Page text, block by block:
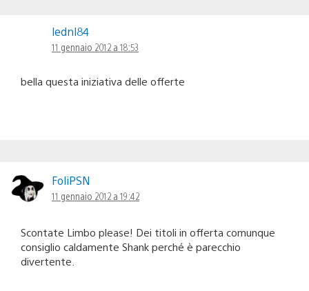
lednl84
11 gennaio 2012 a 18:53
bella questa iniziativa delle offerte
FoliPSN
11 gennaio 2012 a 19:42
Scontate Limbo please! Dei titoli in offerta comunque
consiglio caldamente Shank perché è parecchio
divertente.